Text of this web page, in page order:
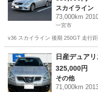
スカイライン
73,000km
一宮市
v36 スカイライン 後期 250GT 走行
愛知 一宮市 スカイライン
日産デュア
325,000円
その他
71,000km